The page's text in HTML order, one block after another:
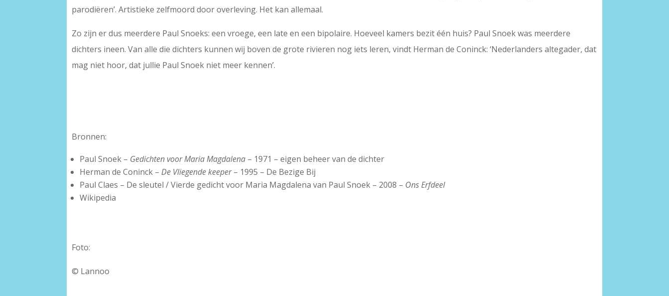
parodiëren’. Artistieke zelfmoord door overleving. Het kan allemaal.
Zo zijn er dus meerdere Paul Snoeks: een vroege, een late en een bipolaire. Hoeveel kamers bezit één huis? Paul Snoek was meerdere
dichters ineen. Van alle die dichters kunnen wij boven de grote rivieren nog iets leren, vindt Herman de Coninck: ‘Nederlanders altegader, dat
mag niet hoor, dat jullie Paul Snoek niet meer kennen’.
Bronnen:
Paul Snoek – Gedichten voor Maria Magdalena – 1971 – eigen beheer van de dichter
Herman de Coninck –De Vliegende keeper– 1995 – De Bezige Bij
Paul Claes – De sleutel / Vierde gedicht voor Maria Magdalena van Paul Snoek – 2008 – Ons Erfdeel
Wikipedia
Foto:
© Lannoo